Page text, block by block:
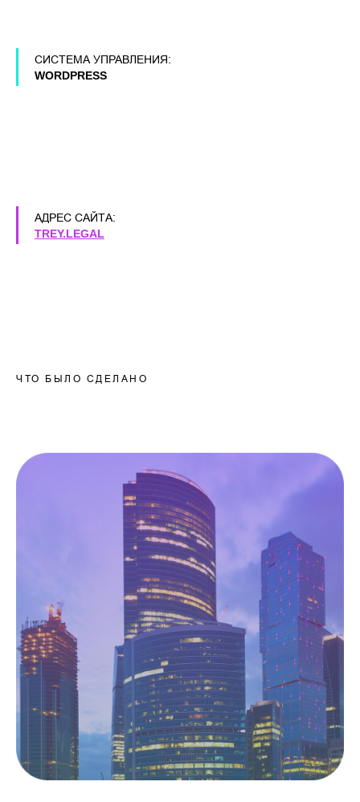
СИСТЕМА УПРАВЛЕНИЯ:
WORDPRESS
АДРЕС САЙТА:
TREY.LEGAL
ЧТО БЫЛО СДЕЛАНО